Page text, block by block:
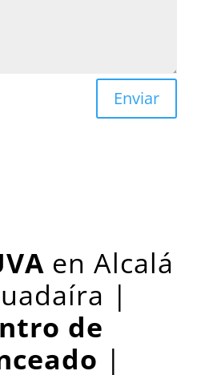
Enviar
en Alcalá
|
de
|